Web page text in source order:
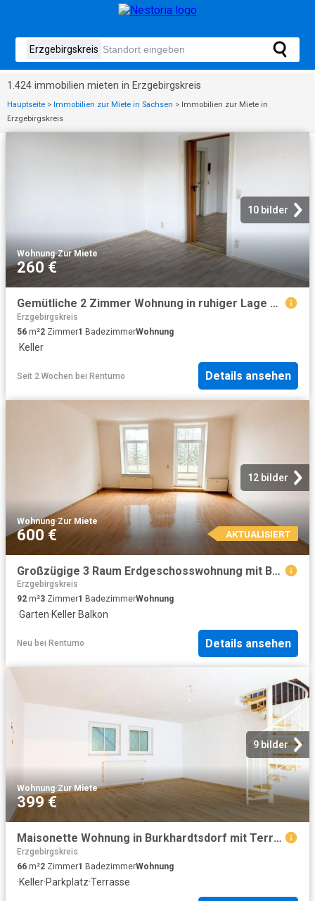
1.424 immobilien mieten in Erzgebirgskreis
Hauptseite > Immobilien zur Miete in Sachsen > Immobilien zur Miete in
Erzgebirgskreis
10 bilder
Wohnung·Zur Miete
260 €
Gemütliche 2 Zimmer Wohnung in ruhiger Lage von Annaberg Buchholz OT Frohnau!
Erzgebirgskreis
56 m²2 Zimmer1 BadezimmerWohnung
·Keller
Seit 2 Wochen bei Rentumo Details ansehen
12 bilder
Wohnung·Zur Miete
600 € AKTUALISIERT
Großzügige 3 Raum Erdgeschosswohnung mit Balkon in Annaberg Buchholz!
Erzgebirgskreis
92 m²3 Zimmer1 BadezimmerWohnung
·Garten·Keller·Balkon
Neu bei Rentumo Details ansehen
9 bilder
Wohnung·Zur Miete
399 €
Maisonette Wohnung in Burkhardtsdorf mit Terrasse und Stellplatz!
Erzgebirgskreis
66 m²2 Zimmer1 BadezimmerWohnung
·Keller·Parkplatz·Terrasse